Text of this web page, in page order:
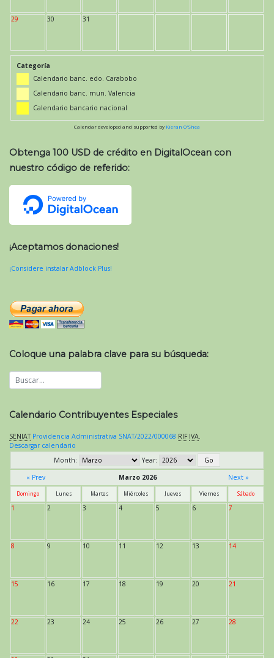
29 30 31
Categoría
Calendario banc. edo. Carabobo
Calendario banc. mun. Valencia
Calendario bancario nacional
Calendar developed and supported by Kieran O'Shea
Obtenga 100 USD de crédito en DigitalOcean con
nuestro código de referido:
¡Aceptamos donaciones!
¡Considere instalar Adblock Plus!
Coloque una palabra clave para su búsqueda:
Calendario Contribuyentes Especiales
SENIAT Providencia Administrativa SNAT/2022/000068 RIF IVA.
Descargar calendario
Month:
Year:
« Prev
Marzo 2026 Next »
Domingo Lunes Martes Miércoles Jueves Viernes Sábado
1 2 3 4 5 6 7
8 9 10 11 12 13 14
15 16 17 18 19 20 21
22 23 24 25 26 27 28